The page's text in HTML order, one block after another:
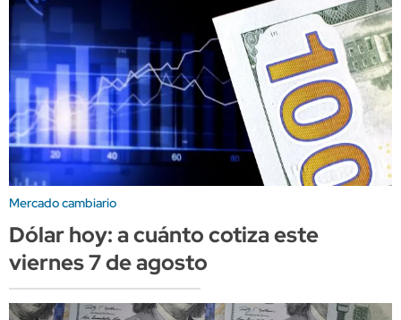
Mercado cambiario
Dólar hoy: a cuánto cotiza este
viernes 7 de agosto